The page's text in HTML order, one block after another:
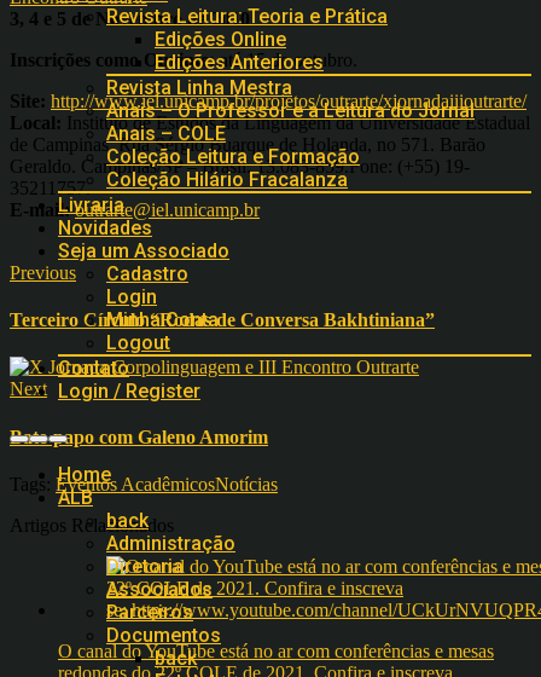
Revista Leitura: Teoria e Prática
Edições Online
Edições Anteriores
Revista Linha Mestra
Anais – O Professor e a Leitura do Jornal
Anais – COLE
Coleção Leitura e Formação
Coleção Hilário Fracalanza
Livraria
Novidades
Seja um Associado
Cadastro
Login
Minha Conta
Logout
Contato
Login / Register
Home
ALB
back
Administração
Diretoria
Associados
Parceiros
Documentos
back
3, 4 e 5 de Novembro de 2010
Inscrições como Ouvinte:até 15 de outubro.
Site: http://www.iel.unicamp.br/projetos/outrarte/xjornadaiiioutrarte/
Local: Instituto de Estudos da Linguagem da Universidade Estadual
de Campinas. Rua Sérgio Buarque de Holanda, no 571. Barão
Geraldo. Campinas/SP – Brasil. 13.083-859.Fone: (+55) 19-
35211757.
E-mail: outrarte@iel.unicamp.br
Previous
Terceiro Círculo “Rodas de Conversa Bakhtiniana”
Next
Bate-papo com Galeno Amorim
Tags: Eventos AcadêmicosNotícias
Artigos Relacionados
O canal do YouTube está no ar com conferências e mesas
redondas do 22º COLE de 2021. Confira e inscreva